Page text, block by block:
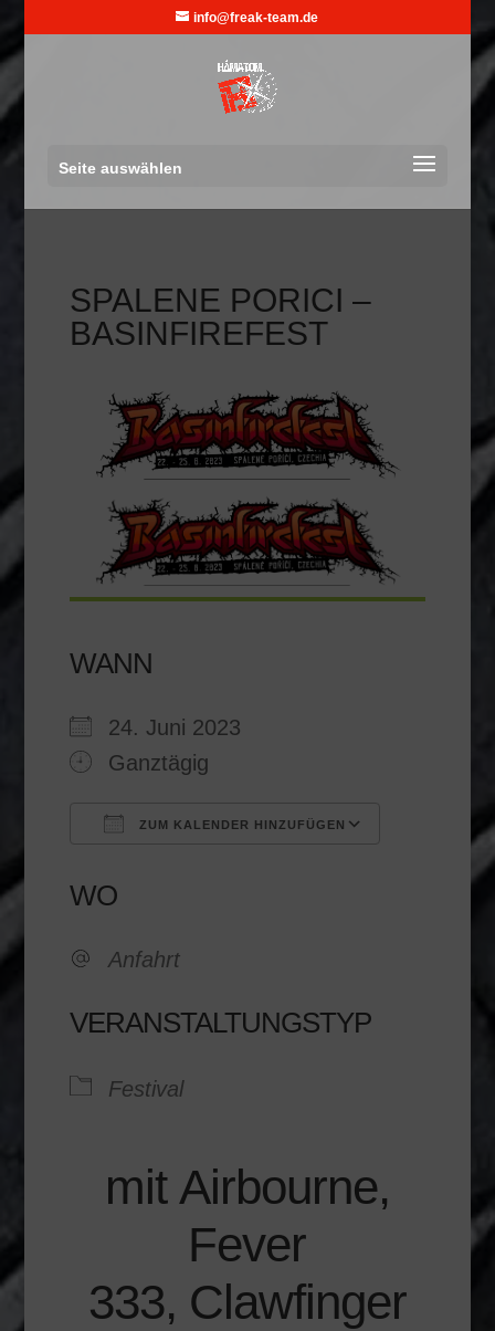
info@freak-team.de
Seite auswählen
SPALENE PORICI –
BASINFIREFEST
WANN
24. Juni 2023
Ganztägig
ZUM KALENDER HINZUFÜGEN
Google
WO
Anfahrt
VERANSTALTUNGSTYP
Festival
mit Airbourne,
Fever
333, Clawfinger